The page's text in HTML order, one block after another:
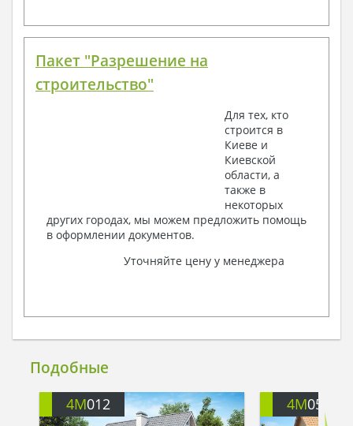
Пакет "Разрешение на
строительство"
Для тех, кто
строится в
Киеве и
Киевской
области, а
также в
некоторых
других городах, мы можем предложить помощь
в оформлении документов.
Уточняйте цену у менеджера
Подобные
4M012 4M054